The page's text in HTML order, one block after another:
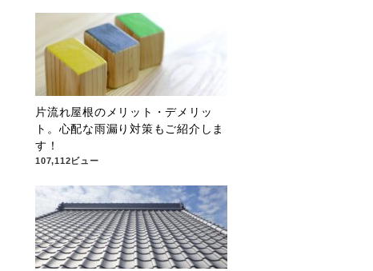
片流れ屋根のメリット・デメリッ
ト。心配な雨漏り対策もご紹介しま
す！
107,112ビュー